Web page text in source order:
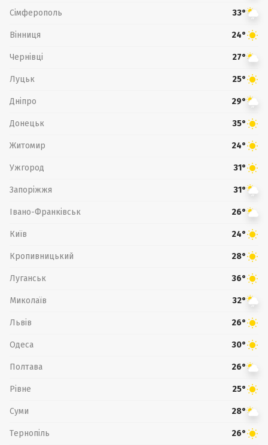
Сімферополь 33°
Вінниця 24°
Чернівці 27°
Луцьк 25°
Дніпро 29°
Донецьк 35°
Житомир 24°
Ужгород 31°
Запоріжжя 31°
Івано-Франківськ 26°
Київ 24°
Кропивницький 28°
Луганськ 36°
Миколаїв 32°
Львів 26°
Одеса 30°
Полтава 26°
Рівне 25°
Суми 28°
Тернопіль 26°